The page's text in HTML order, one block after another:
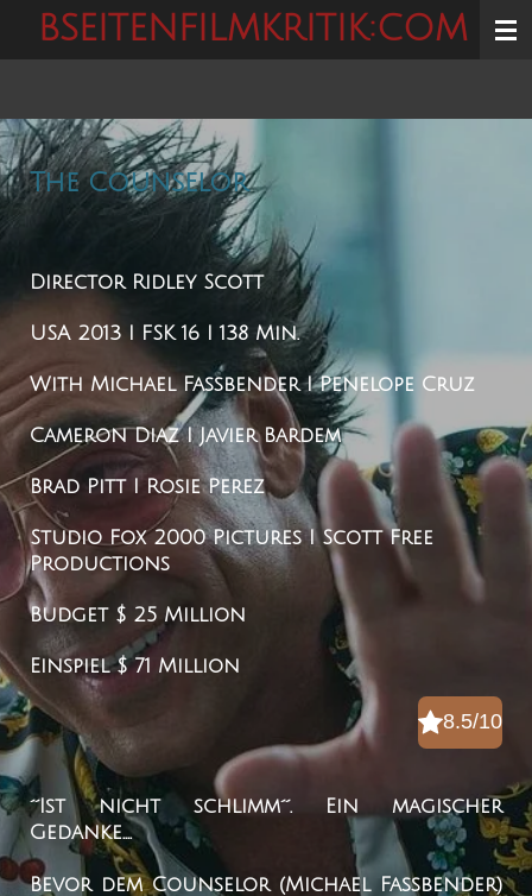
ZumBSEITENFILMKRITIK:COM
The Counselor
DirectorRidley Scott
USA 2013 I FSK 16 I 138 Min.
With Michael Fassbender I Penelope Cruz
Cameron Diaz I Javier Bardem
Brad Pitt I Rosie Perez
StudioFox 2000 Pictures I Scott Free
Productions
Budget$ 25 Million
Einspiel$ 71 Million
8.5/10
´´Ist nicht schlimm´´. Ein magischer
Gedanke....
Bevor dem Counselor (Michael Fassbender)